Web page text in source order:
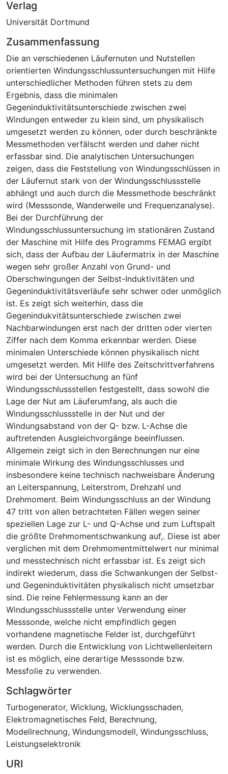
Verlag
Universität Dortmund
Zusammenfassung
Die an verschiedenen Läufernuten und Nutstellen
orientierten Windungsschlussuntersuchungen mit Hilfe
unterschiedlicher Methoden führen stets zu dem
Ergebnis, dass die minimalen
Gegeninduktivitätsunterschiede zwischen zwei
Windungen entweder zu klein sind, um physikalisch
umgesetzt werden zu können, oder durch beschränkte
Messmethoden verfälscht werden und daher nicht
erfassbar sind. Die analytischen Untersuchungen
zeigen, dass die Feststellung von Windungsschlüssen in
der Läufernut stark von der Windungsschlussstelle
abhängt und auch durch die Messmethode beschränkt
wird (Messsonde, Wanderwelle und Frequenzanalyse).
Bei der Durchführung der
Windungsschlussuntersuchung im stationären Zustand
der Maschine mit Hilfe des Programms FEMAG ergibt
sich, dass der Aufbau der Läufermatrix in der Maschine
wegen sehr großer Anzahl von Grund- und
Oberschwingungen der Selbst-Induktivitäten und
Gegeninduktivitätsverläufe sehr schwer oder unmöglich
ist. Es zeigt sich weiterhin, dass die
Gegenindukvitätsunterschiede zwischen zwei
Nachbarwindungen erst nach der dritten oder vierten
Ziffer nach dem Komma erkennbar werden. Diese
minimalen Unterschiede können physikalisch nicht
umgesetzt werden. Mit Hilfe des Zeitschrittverfahrens
wird bei der Untersuchung an fünf
Windungsschlussstellen festgestellt, dass sowohl die
Lage der Nut am Läuferumfang, als auch die
Windungsschlussstelle in der Nut und der
Windungsabstand von der Q- bzw. L-Achse die
auftretenden Ausgleichvorgänge beeinflussen.
Allgemein zeigt sich in den Berechnungen nur eine
minimale Wirkung des Windungsschlusses und
insbesondere keine technisch nachweisbare Änderung
an Leiterspannung, Leiterstrom, Drehzahl und
Drehmoment. Beim Windungsschluss an der Windung
47 tritt von allen betrachteten Fällen wegen seiner
speziellen Lage zur L- und Q-Achse und zum Luftspalt
die größte Drehmomentschwankung auf,. Diese ist aber
verglichen mit dem Drehmomentmittelwert nur minimal
und messtechnisch nicht erfassbar ist. Es zeigt sich
indirekt wiederum, dass die Schwankungen der Selbst-
und Gegeninduktivitäten physikalisch nicht umsetzbar
sind. Die reine Fehlermessung kann an der
Windungsschlussstelle unter Verwendung einer
Messsonde, welche nicht empfindlich gegen
vorhandene magnetische Felder ist, durchgeführt
werden. Durch die Entwicklung von Lichtwellenleitern
ist es möglich, eine derartige Messsonde bzw.
Messfolie zu verwenden.
Schlagwörter
Turbogenerator, Wicklung, Wicklungsschaden,
Elektromagnetisches Feld, Berechnung,
Modellrechnung, Windungsmodell, Windungsschluss,
Leistungselektronik
URI